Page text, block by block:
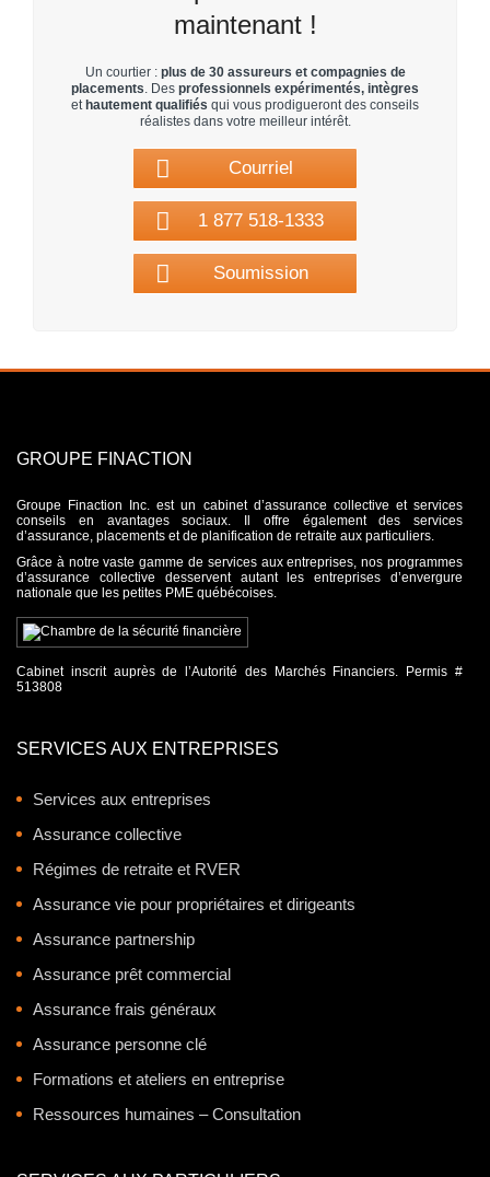
maintenant !
Un courtier :plus de 30 assureurs et compagnies de
placements. Des professionnels expérimentés, intègres
ethautement qualifiés qui vous prodigueront des conseils
réalistes dans votre meilleur intérêt.
Courriel
1 877 518-1333
Soumission
GROUPE FINACTION
Groupe Finaction Inc. est un cabinet d’assurance collective et services
conseils en avantages sociaux. Il offre également des services
d’assurance, placements et de planification de retraite aux particuliers.
Grâce à notre vaste gamme de services aux entreprises, nos programmes
d’assurance collective desservent autant les entreprises d’envergure
nationale que les petites PME québécoises.
Cabinet inscrit auprès de l’Autorité des Marchés Financiers. Permis #
513808
SERVICES AUX ENTREPRISES
Services aux entreprises
Assurance collective
Régimes de retraite et RVER
Assurance vie pour propriétaires et dirigeants
Assurance partnership
Assurance prêt commercial
Assurance frais généraux
Assurance personne clé
Formations et ateliers en entreprise
Ressources humaines – Consultation